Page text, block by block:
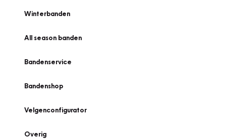
Winterbanden
All season banden
Bandenservice
Bandenshop
Velgenconfigurator
Overig